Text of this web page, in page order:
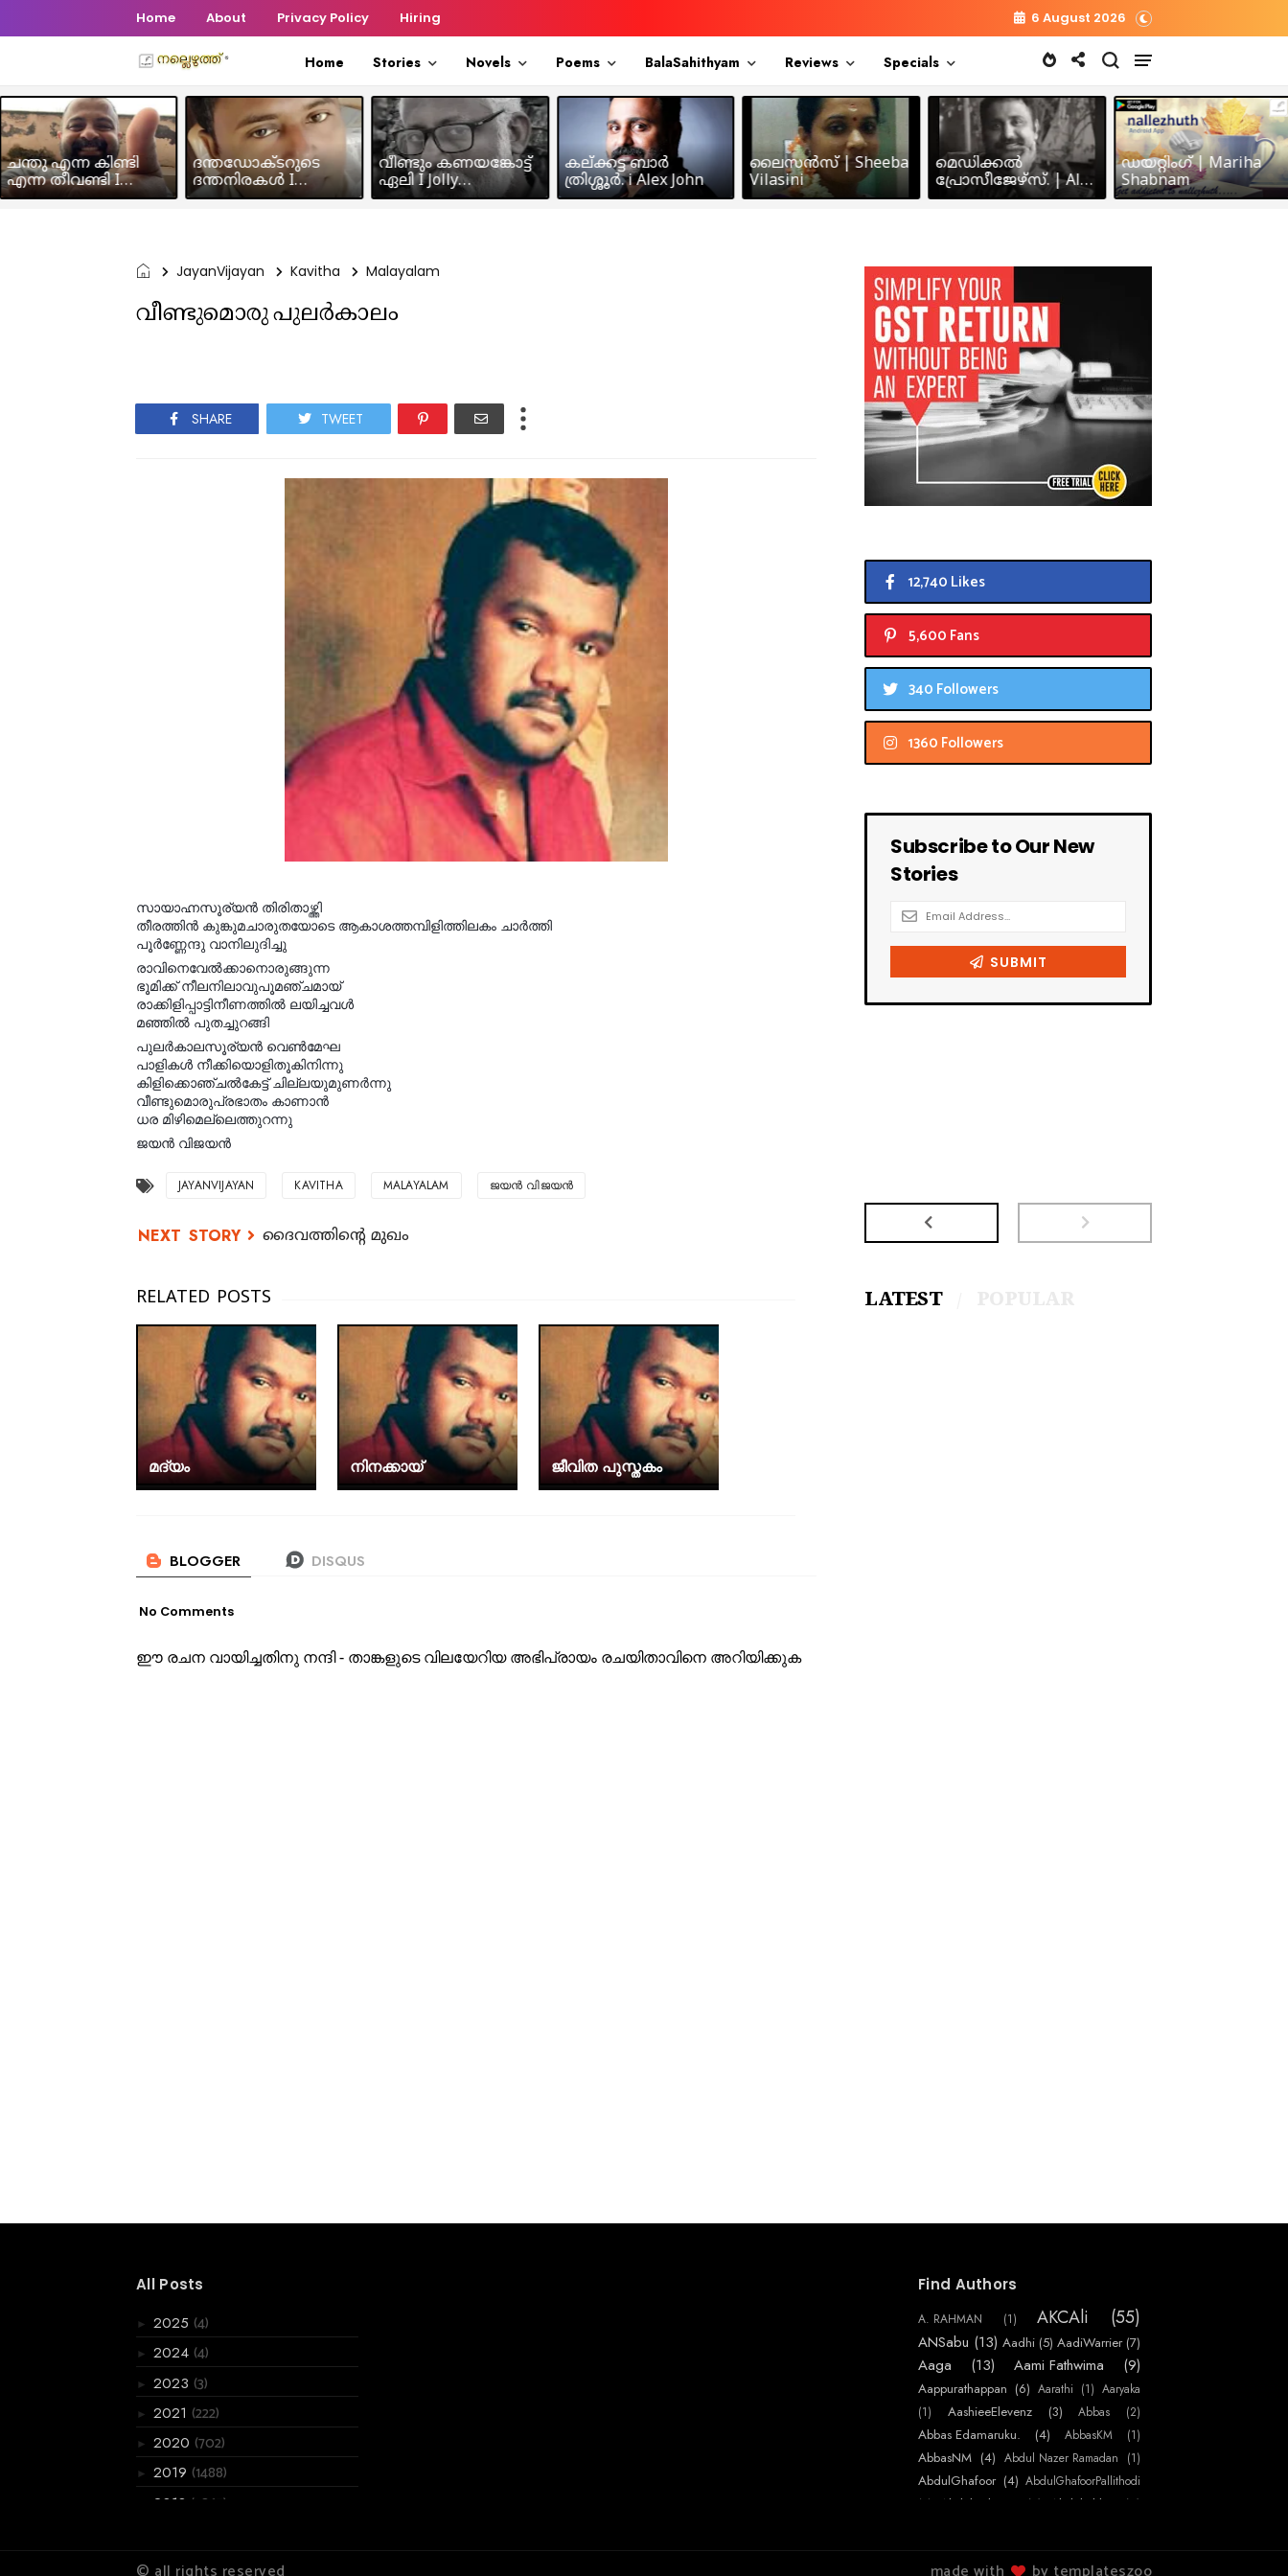
Home About Privacy Policy Hiring 6 August 2026
Home Stories Novels Poems BalaSahithyam Reviews Specials
ചന്തു എന്ന കിണ്ടി
എന്ന തീവണ്ടി I
Humour Story I Rajeev
ദന്തഡോക്ടറുടെ
ദന്തനിരകൾ I
Humour I Hussain MK
വീണ്ടും കണയങ്കോട്ട്
ഏലി I Jolly
Chakramakkil
കല്ക്കട്ട ബാർ
ത്രിശ്ശൂർ. i Alex John
ലൈസൻസ് | Sheeba
Vilasini
മെഡിക്കൽ
പ്രോസീജേഴ്സ്‌. | Alex
John
ഡയറ്റിംഗ് | Mariha
Shabnam
JayanVijayan Kavitha Malayalam
വീണ്ടുമൊരു പുലർകാലം
SHARE TWEET
സായാഹ്നസൂര്യൻ തിരിതാഴ്ത്തി
തീരത്തിൻ കുങ്കുമചാരുതയോടെ ആകാശത്തമ്പിളിത്തിലകം ചാർത്തി
പൂർണ്ണേന്ദു വാനിലുദിച്ചു
രാവിനെവേൽക്കാനൊരുങ്ങുന്ന
ഭൂമിക്ക് നീലനിലാവുപൂമഞ്ചമായ്
രാക്കിളിപ്പാട്ടിനീണത്തിൽ ലയിച്ചവൾ
മഞ്ഞിൽ പുതച്ചുറങ്ങി
പുലർകാലസൂര്യൻ വെൺമേഘ
പാളികൾ നീക്കിയൊളിതൂകിനിന്നു
കിളിക്കൊഞ്ചൽകേട്ട് ചില്ലയുമുണർന്നു
വീണ്ടുമൊരുപ്രഭാതം കാണാൻ
ധര മിഴിമെല്ലെത്തുറന്നു
ജയൻ വിജയൻ
JAYANVIJAYAN KAVITHA MALAYALAM ജയൻ വിജയൻ
ദൈവത്തിന്റെ മുഖം
മദ്യം നിനക്കായ് ജീവിത പുസ്തകം
No Comments
ഈ രചന വായിച്ചതിനു നന്ദി - താങ്കളുടെ വിലയേറിയ അഭിപ്രായം രചയിതാവിനെ അറിയിക്കുക
12,740 Likes
5,600 Fans
340 Followers
1360 Followers
LATEST
All Posts
► 2025 (4)
► 2024 (4)
► 2023 (3)
► 2021 (222)
► 2020 (702)
► 2019 (1488)
2018 (3867)
▼ 2016 (2955)
Find Authors
A. RAHMAN (1) AKCAli (55)
ANSabu (13) Aadhi (5) AadiWarrier (7)
Aaga (13) Aami Fathwima (9)
Aappurathappan (6) Aarathi (1) Aaryaka
(1)
AashieeElevenz (3) Abbas (2)
Abbas Edamaruku. (4) AbbasKM (1)
AbbasNM (4) Abdul Nazer Ramadan (1)
AbdulGhafoor (4) AbdulGhafoorPallithodi
(1)
AbdulHakeem (7) AbdulJabbar (4)